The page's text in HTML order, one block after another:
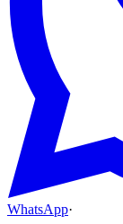
WhatsApp·